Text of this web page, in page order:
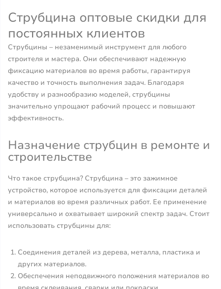
Струбцина оптовые скидки для
постоянных клиентов
Струбцины – незаменимый инструмент для любого
строителя и мастера. Они обеспечивают надежную
фиксацию материалов во время работы, гарантируя
качество и точность выполнения задач. Благодаря
удобству и разнообразию моделей, струбцины
значительно упрощают рабочий процесс и повышают
эффективность.
Назначение струбцин в ремонте и
строительстве
Что такое струбцина? Струбцина – это зажимное
устройство, которое используется для фиксации деталей
и материалов во время различных работ. Ее применение
универсально и охватывает широкий спектр задач. Стоит
использовать струбцины для:
Соединения деталей из дерева, металла, пластика и
других материалов.
Обеспечения неподвижного положения материалов во